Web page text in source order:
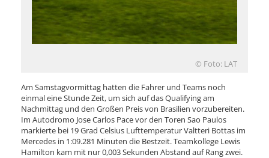
© Foto: LAT
Am Samstagvormittag hatten die Fahrer und Teams noch
einmal eine Stunde Zeit, um sich auf das Qualifying am
Nachmittag und den Großen Preis von Brasilien vorzubereiten.
Im Autodromo Jose Carlos Pace vor den Toren Sao Paulos
markierte bei 19 Grad Celsius Lufttemperatur Valtteri Bottas im
Mercedes in 1:09.281 Minuten die Bestzeit. Teamkollege Lewis
Hamilton kam mit nur 0,003 Sekunden Abstand auf Rang zwei.